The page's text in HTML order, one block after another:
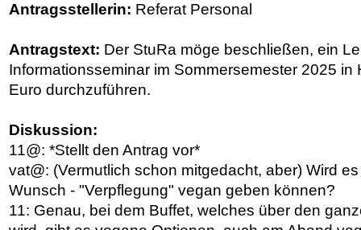
Antragsstellerin: Referat Personal
Antragstext: Der StuRa möge beschließen, ein
Informationsseminar im Sommersemester 2025 in
Euro durchzuführen.
Diskussion:
11@: *Stellt den Antrag vor*
vat@: (Vermutlich schon mitgedacht, aber) Wird
Wunsch - "Verpflegung" vegan geben können?
11: Genau, bei dem Buffet, welches über den